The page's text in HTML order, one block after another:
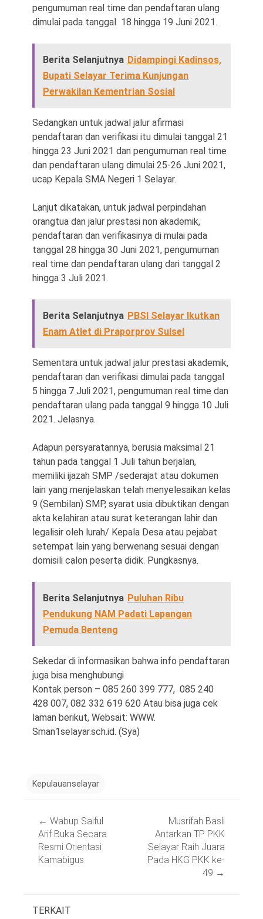
pengumuman real time dan pendaftaran ulang
dimulai pada tanggal 18 hingga 19 Juni 2021.
Berita Selanjutnya Didampingi Kadinsos,
Bupati Selayar Terima Kunjungan
Perwakilan Kementrian Sosial
Sedangkan untuk jadwal jalur afirmasi
pendaftaran dan verifikasi itu dimulai tanggal 21
hingga 23 Juni 2021 dan pengumuman real time
dan pendaftaran ulang dimulai 25-26 Juni 2021,
ucap Kepala SMA Negeri 1 Selayar.
Lanjut dikatakan, untuk jadwal perpindahan
orangtua dan jalur prestasi non akademik,
pendaftaran dan verifikasinya di mulai pada
tanggal 28 hingga 30 Juni 2021, pengumuman
real time dan pendaftaran ulang dari tanggal 2
hingga 3 Juli 2021.
Berita Selanjutnya PBSI Selayar Ikutkan
Enam Atlet di Praporprov Sulsel
Sementara untuk jadwal jalur prestasi akademik,
pendaftaran dan verifikasi dimulai pada tanggal
5 hingga 7 Juli 2021, pengumuman real time dan
pendaftaran ulang pada tanggal 9 hingga 10 Juli
2021. Jelasnya.
Adapun persyaratannya, berusia maksimal 21
tahun pada tanggal 1 Juli tahun berjalan,
memiliki ijazah SMP /sederajat atau dokumen
lain yang menjelaskan telah menyelesaikan kelas
9 (Sembilan) SMP, syarat usia dibuktikan dengan
akta kelahiran atau surat keterangan lahir dan
legalisir oleh lurah/ Kepala Desa atau pejabat
setempat lain yang berwenang sesuai dengan
domisili calon peserta didik. Pungkasnya.
Berita Selanjutnya Puluhan Ribu
Pendukung NAM Padati Lapangan
Pemuda Benteng
Sekedar di informasikan bahwa info pendaftaran
juga bisa menghubungi
Kontak person – 085 260 399 777, 085 240
428 007, 082 332 619 620 Atau bisa juga cek
laman berikut, Websait: WWW.
Sman1selayar.sch.id. (Sya)
Kepulauanselayar
navigation
← Wabup Saiful
Arif Buka Secara
Resmi Orientasi
Kamabigus
Musrifah Basli
Antarkan TP PKK
Selayar Raih Juara
Pada HKG PKK ke-
49 →
TERKAIT